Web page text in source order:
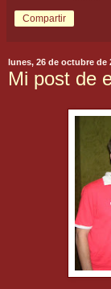
Compartir
lunes, 26 de octubre de
Mi post de